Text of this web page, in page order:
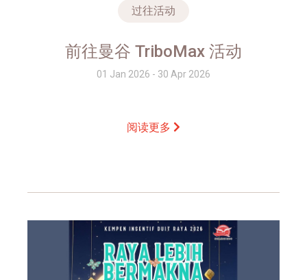
过往活动
前往曼谷 TriboMax 活动
01 Jan 2026 - 30 Apr 2026
阅读更多